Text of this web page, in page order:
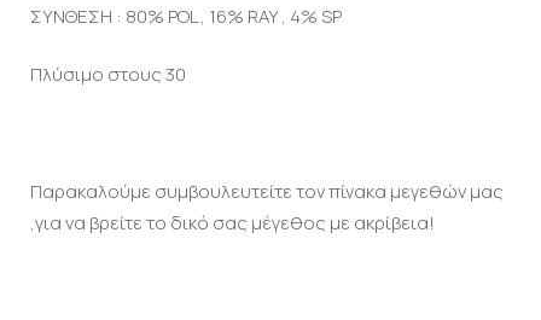
ΣΥΝΘΕΣΗ : 80% POL , 16% RAY , 4% SP
Πλύσιμο στους 30
Παρακαλούμε συμβουλευτείτε τον πίνακα μεγεθών μας
,για να βρείτε το δικό σας μέγεθος με ακρίβεια!